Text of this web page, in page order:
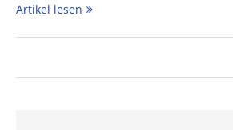
Artikel lesen